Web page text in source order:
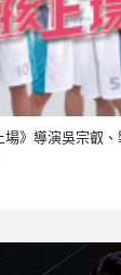
》導演吳宗叡